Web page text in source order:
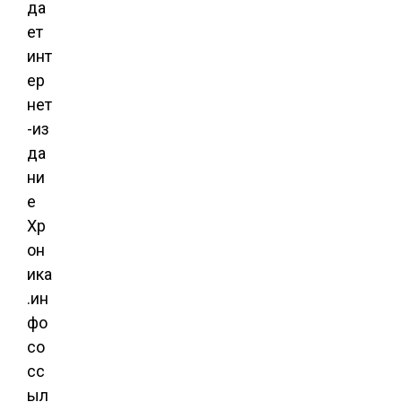
да
ет
инт
ер
нет
-из
да
ни
е
Хр
он
ика
.ин
фо
со
сс
ыл